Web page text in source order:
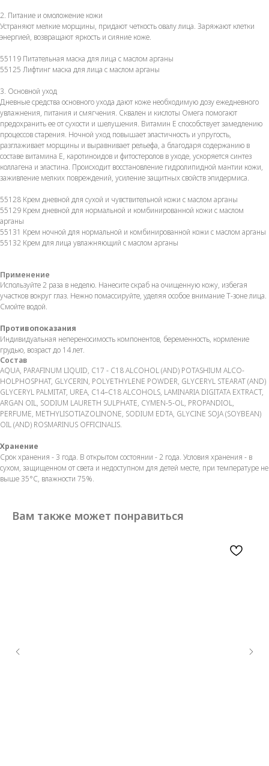
2. Питание и омоложение кожи
Устраняют мелкие морщины, придают четкость овалу лица. Заряжают клетки
энергией, возвращают яркость и сияние коже.
55119 Питательная маска для лица с маслом арганы
55125 Лифтинг маска для лица с маслом арганы
3. Основной уход
Дневные средства основного ухода дают коже необходимую дозу ежедневного
увлажнения, питания и смягчения. Сквален и кислоты Омега помогают
предохранить ее от сухости и шелушения. Витамин Е способствует замедлению
процессов старения. Ночной уход повышает эластичность и упругость,
разглаживает морщины и выравнивает рельефа, а благодаря содержанию в
составе витамина Е, каротиноидов и фитостеролов в уходе, ускоряется синтез
коллагена и эластина. Происходит восстановление гидролипидной мантии кожи,
заживление мелких повреждений, усиление защитных свойств эпидермиса.
55128 Крем дневной для сухой и чувствительной кожи с маслом арганы
55129 Крем дневной для нормальной и комбинированной кожи с маслом
арганы
55131 Крем ночной для нормальной и комбинированной кожи с маслом арганы
55132 Крем для лица увлажняющий с маслом арганы
Применение
Используйте 2 раза в неделю. Нанесите скраб на очищенную кожу, избегая
участков вокруг глаз. Нежно помассируйте, уделяя особое внимание Т-зоне лица.
Смойте водой.
Противопоказания
Индивидуальная непереносимость компонентов, беременность, кормление
грудью, возраст до 14 лет.
Состав
AQUA, PARAFINUM LIQUID, C17 - C18 ALCOHOL (AND) POTASHIUM ALCO-
HOLPHOSPHAT, GLYCERIN, POLYETHYLENE POWDER, GLYCERYL STEARAT (AND)
GLYCERYL PALMITAT, UREA, C14–C18 ALCOHOLS, LAMINARIA DIGITATA EXTRACT,
ARGAN OIL, SODIUM LAURETH SULPHATE, CYMEN-5-OL, PROPANDIOL,
PERFUME, METHYLISOTIAZOLINONE, SODIUM EDTA, GLYCINE SOJA (SOYBEAN)
OIL (AND) ROSMARINUS OFFICINALIS.
Хранение
Срок хранения - 3 года. В открытом состоянии - 2 года. Условия хранения - в
сухом, защищенном от света и недоступном для детей месте, при температуре не
выше 35°С, влажности 75%.
Вам также может понравиться